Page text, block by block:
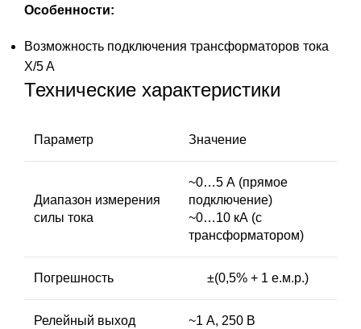
Особенности:
Возможность подключения трансформаторов тока
X/5 A
Технические характеристики
Параметр Значение
Диапазон измерения
силы тока
~0…5 А (прямое
подключение)
~0…10 кА (с
трансформатором)
Погрешность ±(0,5% + 1 е.м.р.)
Релейный выход ~1 А, 250 В